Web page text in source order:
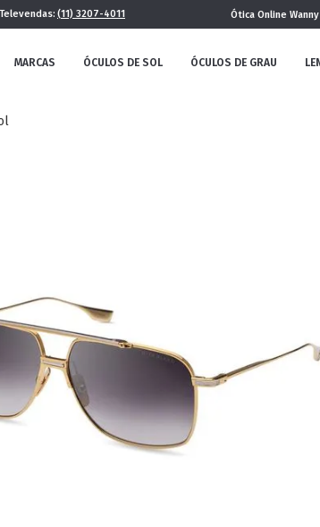
Televendas: (11) 3207-4011 Ótica Online
MARCAS ÓCULOS DE SOL ÓCULOS DE GRAU
FUTURISTA REDONDOS
RETRÔ